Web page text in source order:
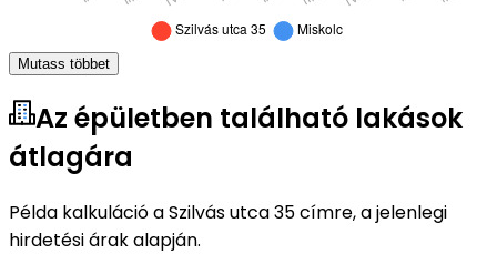
Mutass többet
Az épületben található lakások
átlagára
Példa kalkuláció a Szilvás utca 35 címre, a jelenlegi
hirdetési árak alapján.